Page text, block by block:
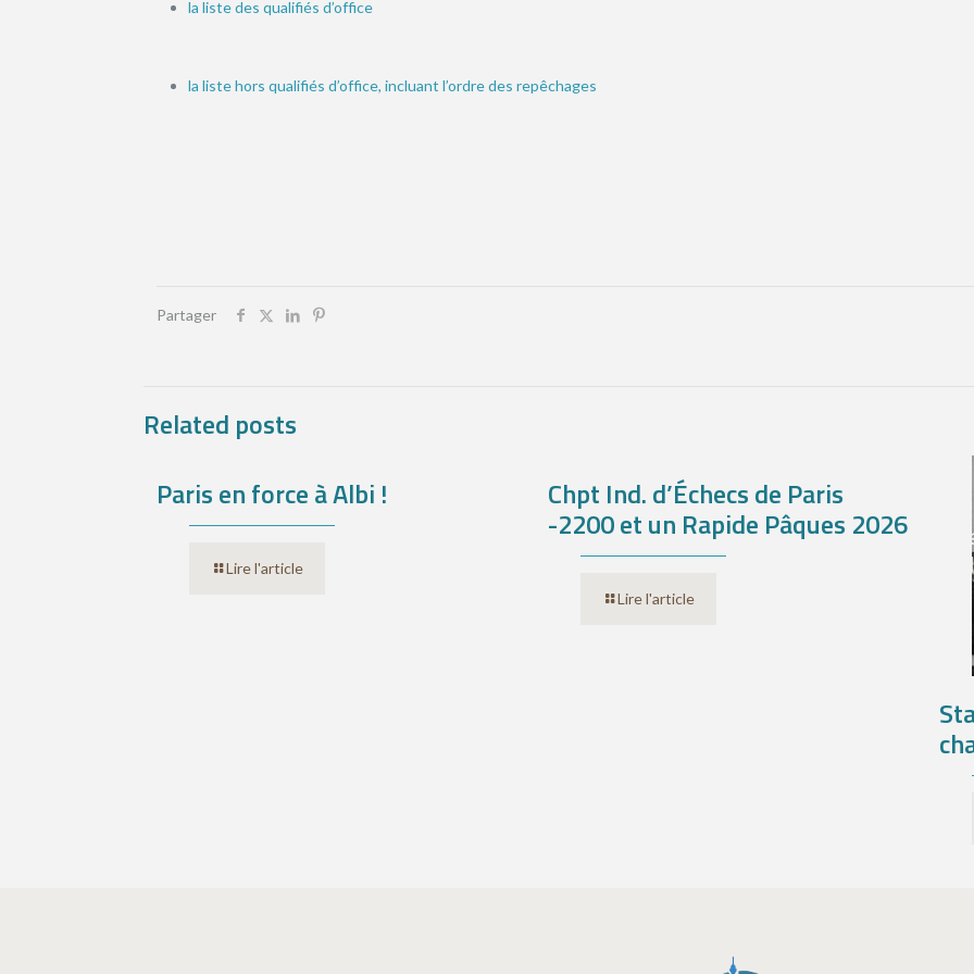
la liste des qualifiés d’office
la liste hors qualifiés d’office, incluant l’ordre des repêchages
Partager
Related posts
Paris en force à Albi !
Lire l'article
Chpt Ind. d’Échecs de Paris
-2200 et un Rapide Pâques 2026
Lire l'article